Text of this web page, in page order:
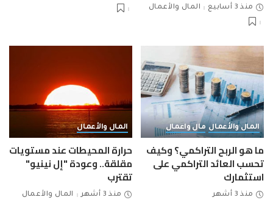
منذ 3 أسابيع المال والأعمال
المال والأعمال مال واعمال
ما هو الربح التراكمي؟ وكيف
تحسب العائد التراكمي على
استثمارك
منذ 3 أشهر
المال والأعمال
حرارة المحيطات عند مستويات
مقلقة.. وعودة "إل نينيو"
تقترب
منذ 3 أشهر المال والأعمال